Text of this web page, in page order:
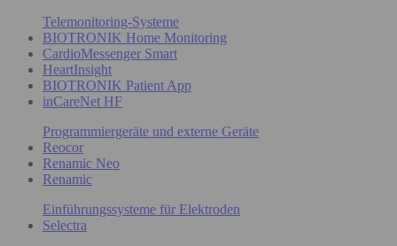
Telemonitoring-Systeme
BIOTRONIK Home Monitoring
CardioMessenger Smart
HeartInsight
BIOTRONIK Patient App
inCareNet HF
Programmiergeräte und externe Geräte
Reocor
Renamic Neo
Renamic
Einführungssysteme für Elektroden
Selectra